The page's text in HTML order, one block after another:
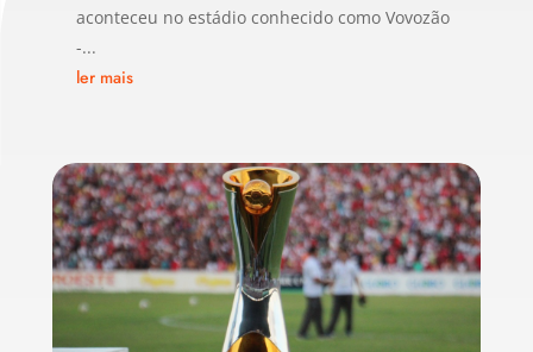
aconteceu no estádio conhecido como Vovozão
-...
ler mais